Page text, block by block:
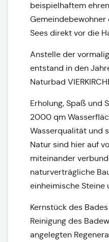
beispielhaftem
Gemeindebewohner
Sees direkt vor die
Anstelle der
entstand in den
Naturbad
Erholung, Spaß und
2000 qm
Wasserqualität und
Natur sind hier auf
miteinander
naturverträgliche
einheimische Steine
Kernstück des
Reinigung des
angelegten